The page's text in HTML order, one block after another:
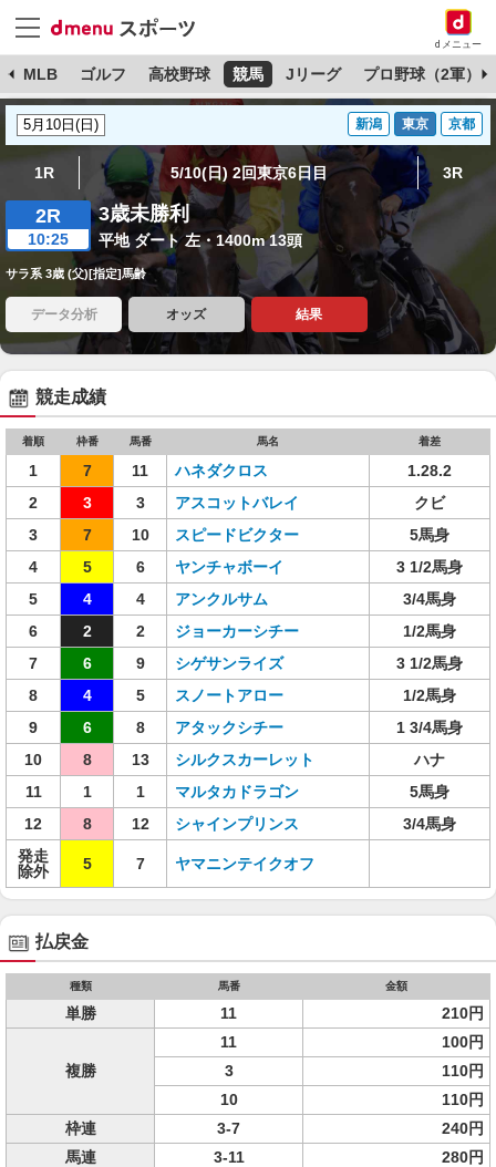
dメニュー
MLB ゴルフ 高校野球 競馬 Jリーグ プロ野球（2軍）
新潟 東京 京都
1R 5/10(日) 2回東京6日目 3R
2R
10:25
3歳未勝利
平地 ダート 左・1400m 13頭
サラ系 3歳 (父)[指定]馬齢
データ分析 オッズ 結果
競走成績
着順 枠番 馬番 馬名 着差
1 7 11 ハネダクロス
1.28.2
2
3 3 アスコットバレイ
クビ
3
7 10 スピードビクター
5馬身
4
5 6 ヤンチャボーイ
3 1/2馬身
5
4 4 アンクルサム
3/4馬身
6
2 2 ジョーカーシチー
1/2馬身
7
6 9 シゲサンライズ
3 1/2馬身
8
4 5 スノートアロー
1/2馬身
9
6 8 アタックシチー
1 3/4馬身
10
8 13 シルクスカーレット
ハナ
11
1 1 マルタカドラゴン
5馬身
12
8 12 シャインプリンス
3/4馬身
発走
除外
5 7 ヤマニンテイクオフ
払戻金
種類 馬番 金額
単勝 11 210円
複勝
11
100円
3
110円
10
110円
枠連
3-7
240円
馬連
3-11 280円